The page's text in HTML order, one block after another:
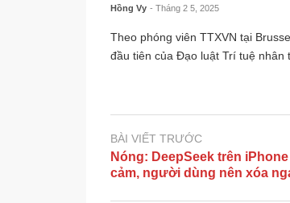
Hồng Vy - Tháng 2 5, 2025
Theo phóng viên TTXVN tại
đầu tiên của Đạo luật Trí tuệ nhân
BÀI VIẾT TRƯỚC
Nóng: DeepSeek trên
cảm, người dùng nên xóa